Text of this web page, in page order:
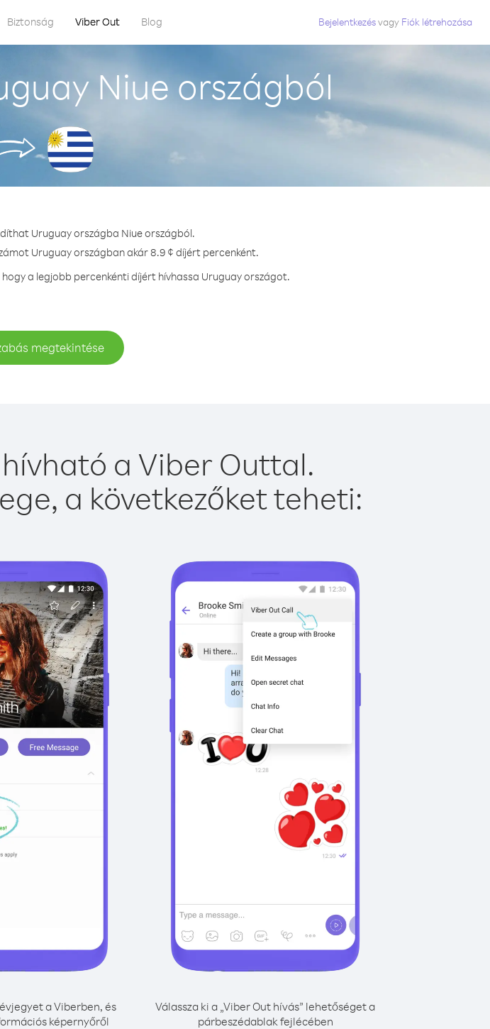
Biztonság Viber Out Blog Bejelentkezésvagy Fiók létrehozása
Niue országból
Uruguay országba Niue országból.
Uruguay országban akár 8.9 ¢ díjért percenként.
a legjobb percenkénti díjért hívhassa Uruguay országot.
megtekintése
a Viber Outtal.
a következőket teheti:
a Viberben, és
képernyőről
Válassza ki a „Viber Out hívás” lehetőséget a
párbeszédablak fejlécében